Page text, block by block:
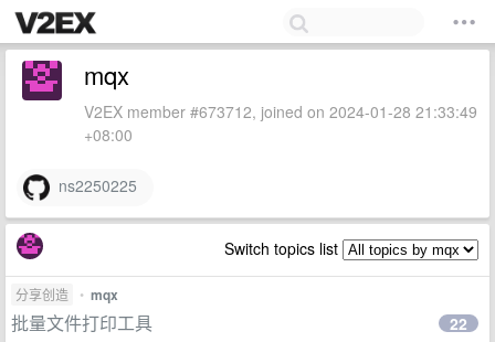
mqx
V2EX member #673712, joined on 2024-01-28 21:33:49
+08:00
ns2250225
Switch topics list
分享创造 • mqx
批量文件打印工具 22